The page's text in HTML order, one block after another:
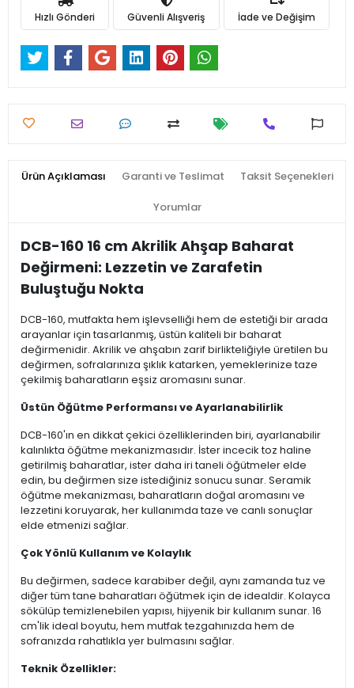
Hızlı Gönderi Güvenli Alışveriş İade ve Değişim
Ürün Açıklaması Garanti ve Teslimat Taksit Seçenekleri
Yorumlar
DCB-160 16 cm Akrilik Ahşap Baharat
Değirmeni: Lezzetin ve Zarafetin
Buluştuğu Nokta
DCB-160, mutfakta hem işlevselliği hem de estetiği bir arada
arayanlar için tasarlanmış, üstün kaliteli bir baharat
değirmenidir. Akrilik ve ahşabın zarif birlikteliğiyle üretilen bu
değirmen, sofralarınıza şıklık katarken, yemeklerinize taze
çekilmiş baharatların eşsiz aromasını sunar.
Üstün Öğütme Performansı ve Ayarlanabilirlik
DCB-160'ın en dikkat çekici özelliklerinden biri, ayarlanabilir
kalınlıkta öğütme mekanizmasıdır. İster incecik toz haline
getirilmiş baharatlar, ister daha iri taneli öğütmeler elde
edin, bu değirmen size istediğiniz sonucu sunar. Seramik
öğütme mekanizması, baharatların doğal aromasını ve
lezzetini koruyarak, her kullanımda taze ve canlı sonuçlar
elde etmenizi sağlar.
Çok Yönlü Kullanım ve Kolaylık
Bu değirmen, sadece karabiber değil, aynı zamanda tuz ve
diğer tüm tane baharatları öğütmek için de idealdir. Kolayca
sökülüp temizlenebilen yapısı, hijyenik bir kullanım sunar. 16
cm'lik ideal boyutu, hem mutfak tezgahınızda hem de
sofranızda rahatlıkla yer bulmasını sağlar.
Teknik Özellikler: